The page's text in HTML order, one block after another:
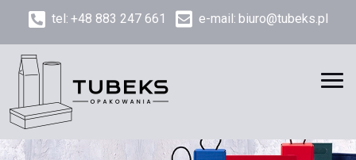
tel: +48 883 247 661 e-mail: biuro@tubeks.pl